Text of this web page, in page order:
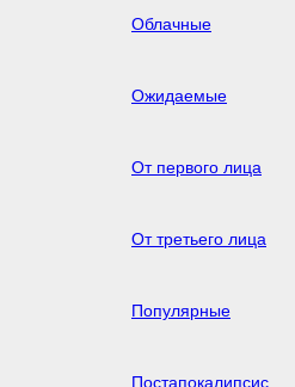
Облачные
Ожидаемые
От первого лица
От третьего лица
Популярные
Постапокалипсис